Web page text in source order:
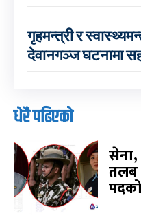
गृहमन्त्री र
देवानगञ्ज घटनामा
धेरै पढिएको
सेना,
तलब